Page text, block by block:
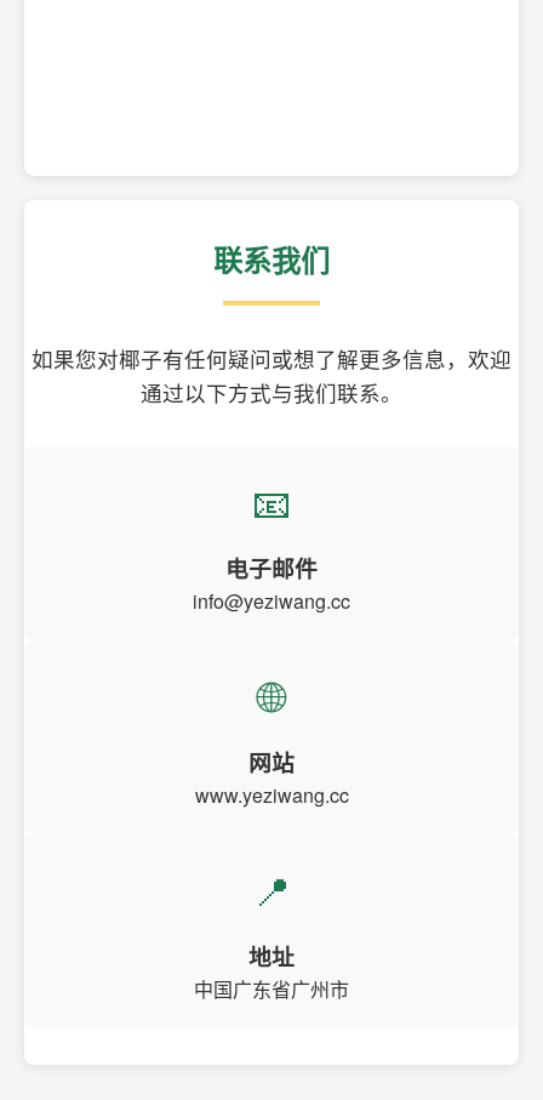
联系我们
如果您对椰子有任何疑问或想了解更多信息，欢迎
通过以下方式与我们联系。
📧
电子邮件
info@yeziwang.cc
🌐
网站
www.yeziwang.cc
📍
地址
中国广东省广州市